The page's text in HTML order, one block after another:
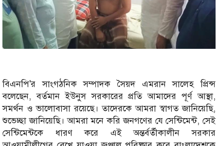
বিএনপি'র সাংগঠনিক সম্পাদক সৈয়দ এমরান সালেহ প্রিন্স
বলেছেন, বর্তমান ইউনুস সরকারের প্রতি আমাদের পূর্ণ আস্থা,
সমর্থন ও ভালোবাসা রয়েছে। তাদেরকে আমরা স্বাগত জানিয়েছি,
শুভেচ্ছা জানিয়েছি। আমরা মনে করি জনগণের যে সেন্টিমেন্ট, সেই
সেন্টিমেন্টকে ধারণ করে এই অন্তর্বর্তীকালীন সরকার